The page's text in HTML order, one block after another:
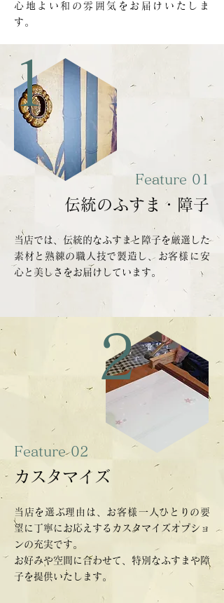
心地よい和の雰囲気をお届けいたしま
す。
1
Feature 01
伝統のふすま・障子
当店では、伝統的なふすまと障子を厳選した
素材と熟練の職人技で製造し、お客様 に安
心と美しさをお届けしています。
2
Feature 02
カスタマイズ
当店を選ぶ理由は、お客 様 一人ひとりの要
望に丁寧にお応えするカスタマイズオプショ
ンの充実です。
お好みや空間に合わせて、特別なふすまや障
子を提供いたします。